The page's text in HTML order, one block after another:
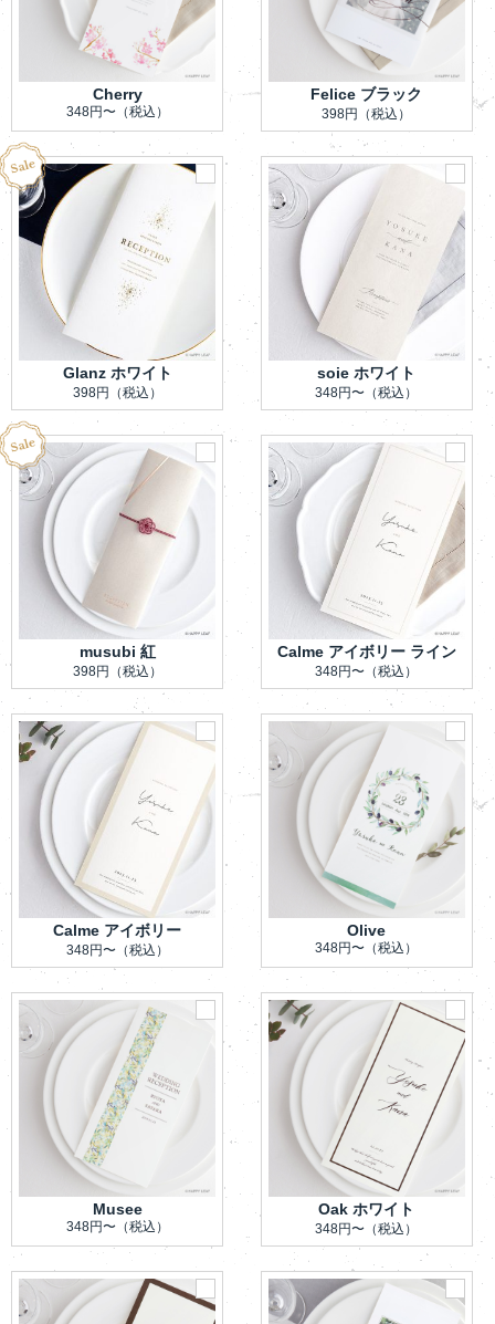
Cherry
348円〜（税込）
Felice ブラック
398円 （税込）
Glanz ホワイト
398円 （税込）
soie ホワイト
348円〜 （税込）
musubi 紅
398円 （税込）
Calme アイボリー ライン
348円〜 （税込）
Calme アイボリー
348円〜（税込）
Olive
348円〜 （税込）
Musee
348円〜（税込）
Oak ホワイト
348円〜 （税込）